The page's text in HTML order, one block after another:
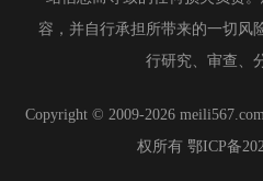
容，并自行承担所带来的一切风
行研究、审查、
Copyright © 2009-2026
权所有 鄂ICP备